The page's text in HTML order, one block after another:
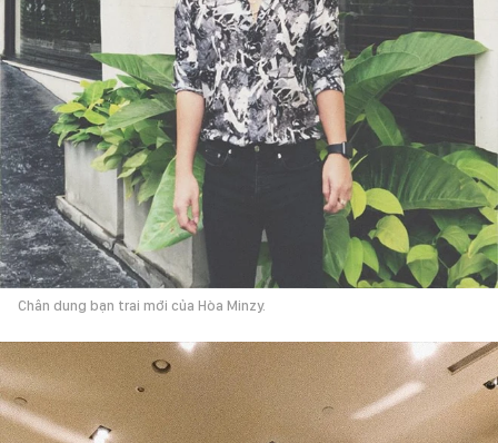
Chân dung bạn trai mới của Hòa Minzy.